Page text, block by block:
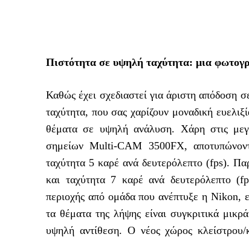
Πιστότητα σε υψηλή ταχύτητα: μια
Καθώς έχει σχεδιαστεί για άριστη απόδοση
ταχύτητα, που σας χαρίζουν μοναδική
θέματα σε υψηλή ανάλυση. Χάρη στις
σημείων Multi-CAM 3500FX,
ταχύτητα 5 καρέ ανά δευτερόλεπτο (fps).
και ταχύτητα 7 καρέ ανά δευτερόλεπτο
περιοχής από ομάδα που ανέπτυξε η Nikon,
τα θέματα της λήψης είναι συγκριτικά
υψηλή αντίθεση. Ο νέος χώρος